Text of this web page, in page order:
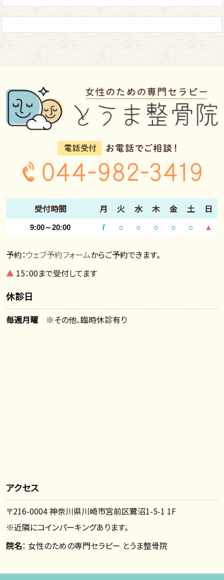
受付時間 月 火 水 木 金 土 日
9:00～20:00 / ○ ○ ○ ○ ○ ▲
予約：ウェブ予約フォームからご予約できます。
▲ 15：00まで受付してます
休診日
毎週月曜 ※その他、臨時休診有り
アクセス
〒216-0004 神奈川県川崎市宮前区鷺沼1-5-1 1F
※近隣にコインパーキングあります。
院名： 女性のための専門セラピー とうま整骨院